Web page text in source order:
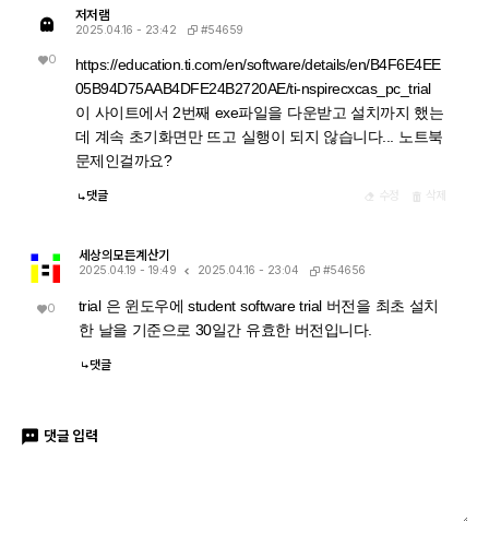
0
저저램
2025.04.16 - 23:42 #54659
https://education.ti.com/en/software/details/en/B4F6E4EE
05B94D75AAB4DFE24B2720AE/ti-nspirecxcas_pc_trial
이 사이트에서 2번째 exe파일을 다운받고 설치까지 했는
데 계속 초기화면만 뜨고 실행이 되지 않습니다... 노트북
문제인걸까요?
댓글 수정 삭제
0
세상의모든계산기
2025.04.19 - 19:49 2025.04.16 - 23:04 #54656
trial 은 윈도우에 student software trial 버전을 최초 설치
한 날을 기준으로 30일간 유효한 버전입니다.
댓글
댓글 입력